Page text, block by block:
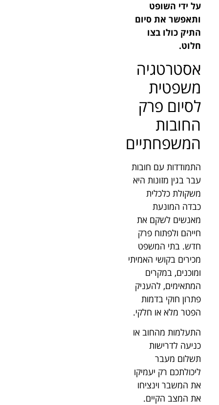
על ידי השופט
ותאפשר את סיום
התיק כולו בצו
חלוט.
אסטרטגיה
משפטית
לסיום פרק
החובות
המשפחתיים
התמודדות עם חובות
עבר בגין מזונות היא
משקולת כלכלית
כבדה המונעת
מאנשים לשקם את
חייהם ולפתוח פרק
חדש. בתי המשפט
מכירים בקושי האמיתי
ומוכנים, במקרים
המתאימים, להעניק
פתרון חוקי בדמות
הפטר מלא או חלקי.
התעלמות מהחוב או
כניעה לדרישות
תשלום מעבר
ליכולתכם רק יעמיקו
את המשבר וינציחו
את המצב הקיים.